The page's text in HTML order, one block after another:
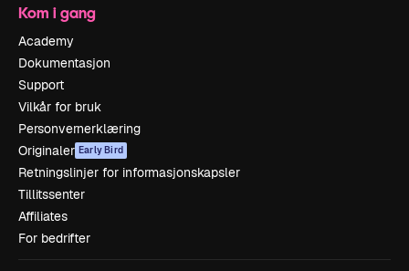
Kom i gang
Academy
Dokumentasjon
Support
Vilkår for bruk
Personvernerklæring
Originaler Early Bird
Retningslinjer for informasjonskapsler
Tillitssenter
Affiliates
For bedrifter